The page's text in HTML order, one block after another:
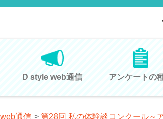
D style web通信 アンケートの
通信 > 第28回 私の体験談コンクール～